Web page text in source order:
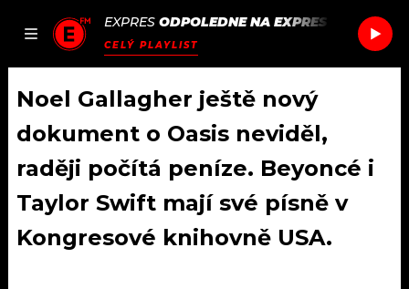
JAK
SEZNAM.CZ
EXPRES ODPOLEDNE NA EXPRES FM /
CELÝ PLAYLIST
DOMŮ
ČLÁNKY
AKTUÁLNĚ
PODCASTY
Noel Gallagher ještě nový
dokument o Oasis neviděl,
raději počítá peníze. Beyoncé i
Taylor Swift mají své písně v
Kongresové knihovně USA.